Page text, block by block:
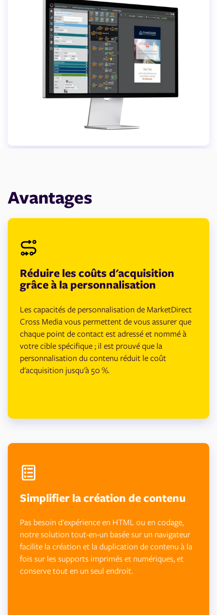
Avantages
Réduire les coûts d'acquisition
grâce à la personnalisation
Les capacités de personnalisation de MarketDirect
Cross Media vous permettent de vous assurer que
chaque point de contact est adressé et nommé à
votre cible spécifique ; il est prouvé que la
personnalisation du contenu réduit le coût
d'acquisition jusqu'à 50 %.
Simplifier la création de contenu
Pas besoin d'expérience en HTML ou en codage,
notre solution tout-en-un basée sur un navigateur
facilite la création et la duplication de contenu à la
fois sur les supports imprimés et numériques, et
conserve tout en un seul endroit.